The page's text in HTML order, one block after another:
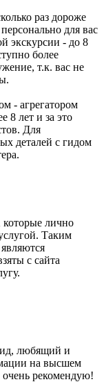
раз дороже
для вас
экскурсии - до 8
более
т.к. вас не
- агрегатором
8 лет и за это
Для
деталей с гидом
которые лично
Таким
с сайта
любящий и
на высшем
очень рекомендую!